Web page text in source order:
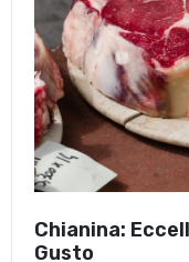
Chianina:
Gusto